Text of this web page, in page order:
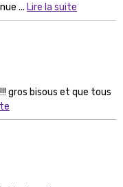
... Lire la suite
gros bisous et que tous